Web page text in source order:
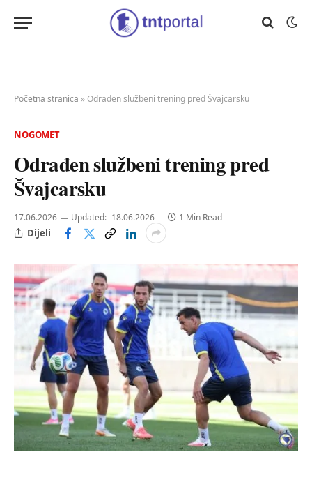
Početna stranica »Odrađen službeni trening pred Švajcarsku
NOGOMET
Odrađen službeni trening pred
Švajcarsku
17.06.2026 Updated: 18.06.2026 1 Min Read
Dijeli